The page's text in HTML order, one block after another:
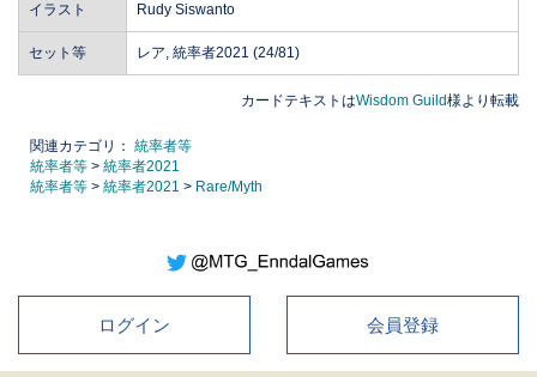
イラスト Rudy Siswanto
セット等 レア, 統率者2021 (24/81)
カードテキストはWisdom Guild様より転載
関連カテゴリ： 統率者等
統率者等 > 統率者2021
統率者等 > 統率者2021 > Rare/Myth
ログイン 会員登録